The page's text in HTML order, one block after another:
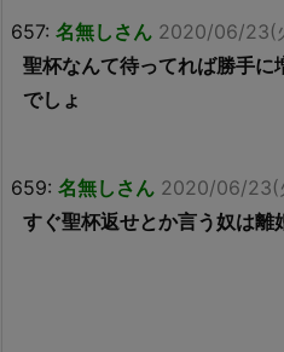
657: 名無しさん 2020/06/23(
聖杯なんて待ってれば勝手
でしょ
659: 名無しさん 2020/06/23(
すぐ聖杯返せとか言う奴は離